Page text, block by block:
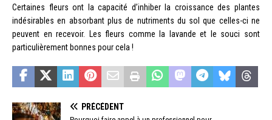
Certaines fleurs ont la capacité d’inhiber la croissance des plantes
indésirables en absorbant plus de nutriments du sol que celles-ci ne
peuvent en recevoir. Les fleurs comme la lavande et le souci sont
particulièrement bonnes pour cela !
PRÉCÉDENT